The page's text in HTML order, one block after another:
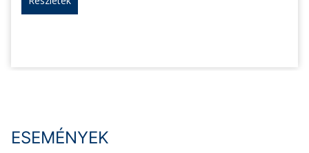
ESEMÉNYEK